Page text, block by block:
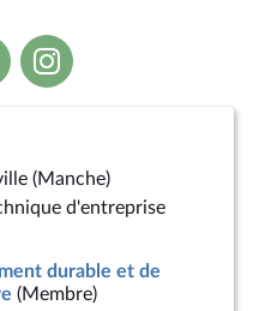
Voir
la
(Manche)
d'entreprise
durable et de
(Membre)